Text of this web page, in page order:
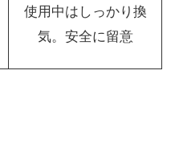
使用中はしっかり換
気。安全に留意